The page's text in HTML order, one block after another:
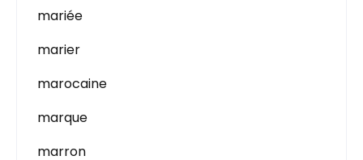
mariée
marier
marocaine
marque
marron